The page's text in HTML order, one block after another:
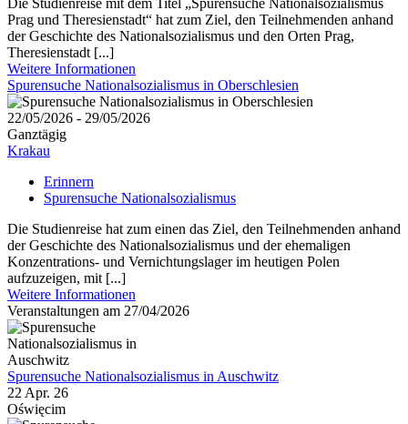
Die Studienreise mit dem Titel „Spurensuche Nationalsozialismus
Prag und Theresienstadt“ hat zum Ziel, den Teilnehmenden anhand
der Geschichte des Nationalsozialismus und den Orten Prag,
Theresienstadt [...]
Weitere Informationen
Spurensuche Nationalsozialismus in Oberschlesien
22/05/2026 - 29/05/2026
Ganztägig
Krakau
Erinnern
Spurensuche Nationalsozialismus
Die Studienreise hat zum einen das Ziel, den Teilnehmenden anhand
der Geschichte des Nationalsozialismus und der ehemaligen
Konzentrations- und Vernichtungslager im heutigen Polen
aufzuzeigen, mit [...]
Weitere Informationen
Veranstaltungen am 27/04/2026
Spurensuche Nationalsozialismus in Auschwitz
22 Apr. 26
Oświęcim